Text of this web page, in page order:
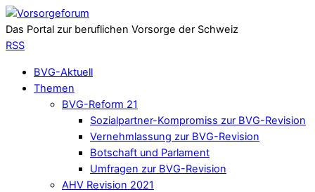
Das Portal zur beruflichen Vorsorge der Schweiz
RSS
BVG-Aktuell
Themen
BVG-Reform 21
Sozialpartner-Kompromiss zur BVG-Revision
Vernehmlassung zur BVG-Revision
Botschaft und Parlament
Umfragen zur BVG-Revision
AHV Revision 2021